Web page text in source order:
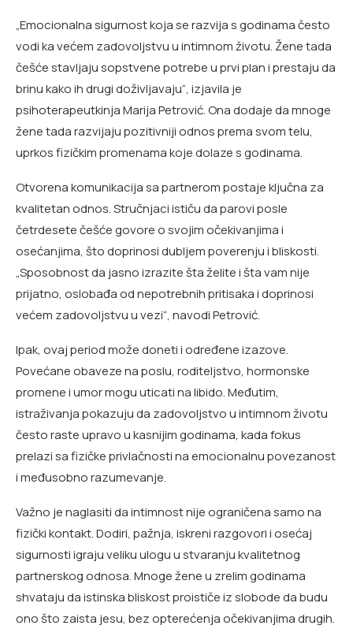
„Emocionalna sigurnost koja se razvija s godinama često
vodi ka većem zadovoljstvu u intimnom životu. Žene tada
češće stavljaju sopstvene potrebe u prvi plan i prestaju da
brinu kako ih drugi doživljavaju“, izjavila je
psihoterapeutkinja Marija Petrović. Ona dodaje da mnoge
žene tada razvijaju pozitivniji odnos prema svom telu,
uprkos fizičkim promenama koje dolaze s godinama.
Otvorena komunikacija sa partnerom postaje ključna za
kvalitetan odnos. Stručnjaci ističu da parovi posle
četrdesete češće govore o svojim očekivanjima i
osećanjima, što doprinosi dubljem poverenju i bliskosti.
„Sposobnost da jasno izrazite šta želite i šta vam nije
prijatno, oslobađa od nepotrebnih pritisaka i doprinosi
većem zadovoljstvu u vezi“, navodi Petrović.
Ipak, ovaj period može doneti i određene izazove.
Povećane obaveze na poslu, roditeljstvo, hormonske
promene i umor mogu uticati na libido. Međutim,
istraživanja pokazuju da zadovoljstvo u intimnom životu
često raste upravo u kasnijim godinama, kada fokus
prelazi sa fizičke privlačnosti na emocionalnu povezanost
i međusobno razumevanje.
Važno je naglasiti da intimnost nije ograničena samo na
fizički kontakt. Dodiri, pažnja, iskreni razgovori i osećaj
sigurnosti igraju veliku ulogu u stvaranju kvalitetnog
partnerskog odnosa. Mnoge žene u zrelim godinama
shvataju da istinska bliskost proističe iz slobode da budu
ono što zaista jesu, bez opterećenja očekivanjima drugih.